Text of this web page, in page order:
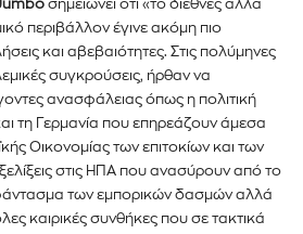
σημειώνει ότι «το διεθνές αλλά
περιβάλλον έγινε ακόμη πιο
και αβεβαιότητες. Στις πολύμηνες
συγκρούσεις, ήρθαν να
ανασφάλειας όπως η πολιτική
τη Γερμανία που επηρεάζουν άμεσα
Οικονομίας των επιτοκίων και των
εξελίξεις στις ΗΠΑ που ανασύρουν από το
των εμπορικών δασμών αλλά
καιρικές συνθήκες που σε τακτικά